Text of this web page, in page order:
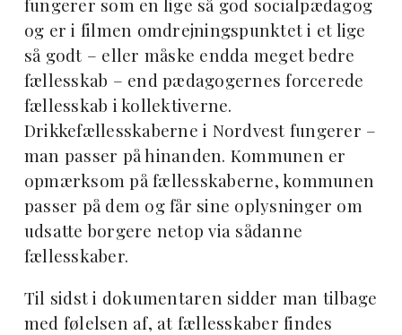
fungerer som en lige så god socialpædagog
og er i filmen omdrejningspunktet i et lige
så godt – eller måske endda meget bedre
fællesskab – end pædagogernes forcerede
fællesskab i kollektiverne.
Drikkefællesskaberne i Nordvest fungerer –
man passer på hinanden. Kommunen er
opmærksom på fællesskaberne, kommunen
passer på dem og får sine oplysninger om
udsatte borgere netop via sådanne
fællesskaber.
Til sidst i dokumentaren sidder man tilbage
med følelsen af, at fællesskaber findes